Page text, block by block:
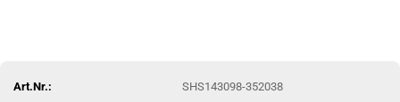
Art.Nr.:
SHS143098-352038